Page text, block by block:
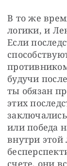
В то же
логики, и
Если
будучи
ты обязан
этих
или победа
внутри
счете, они